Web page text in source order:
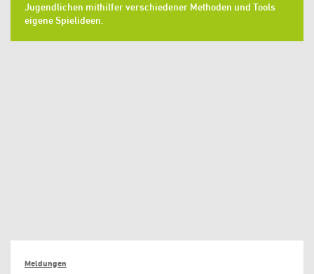
Jugendlichen mithilfer verschiedener Methoden und Tools
eigene Spielideen.
Meldungen